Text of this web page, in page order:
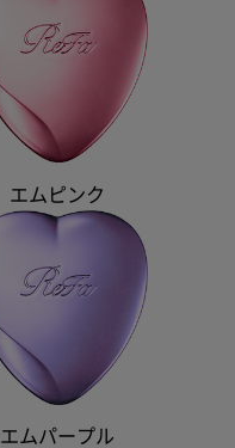
エムピンク
エムパープル